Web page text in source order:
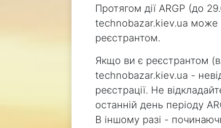
Протягом дії ARGP (до
technobazar.kiev.ua може
реєстрантом.
Якщо ви є реєстрантом
technobazar.kiev.ua -
реєстрації. Не
останній день періоду
В іншому разі -